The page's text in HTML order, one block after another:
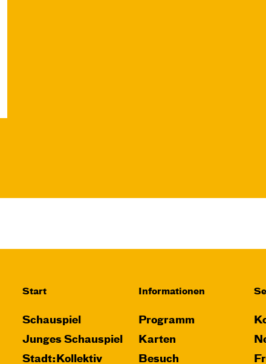
Start
Schauspiel
Junges Schauspiel
Stadt:Kollektiv
Informationen
Programm
Karten
Besuch